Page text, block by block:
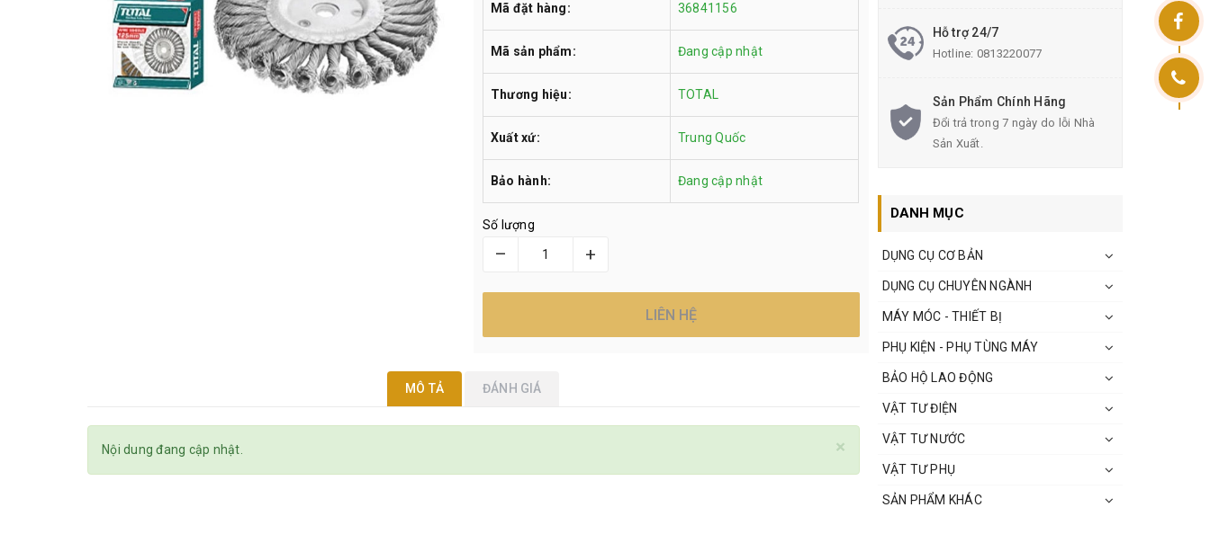
Mã đặt hàng: 36841156
Mã sản phẩm: Đang cập nhật
Thương hiệu: TOTAL
Xuất xứ: Trung Quốc
Bảo hành: Đang cập nhật
Số lượng
– +
LIÊN HỆ
MÔ TẢ ĐÁNH GIÁ
×
Nội dung đang cập nhật.
Hỗ trợ 24/7
Hotline: 0813220077
Sản Phẩm Chính Hãng
Đổi trả trong 7 ngày do lỗi Nhà
Sản Xuất.
DANH MỤC
DỤNG CỤ CƠ BẢN
DỤNG CỤ CHUYÊN NGÀNH
MÁY MÓC - THIẾT BỊ
PHỤ KIỆN - PHỤ TÙNG MÁY
BẢO HỘ LAO ĐỘNG
VẬT TƯ ĐIỆN
VẬT TƯ NƯỚC
VẬT TƯ PHỤ
SẢN PHẨM KHÁC